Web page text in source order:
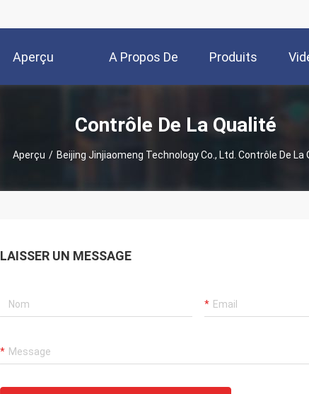
Aperçu A Propos De
Nous
Produits
Contrôle De La Qualité
Aperçu / Beijing Jinjiaomeng Technology Co., Ltd. Contrôle De La
LAISSER UN MESSAGE